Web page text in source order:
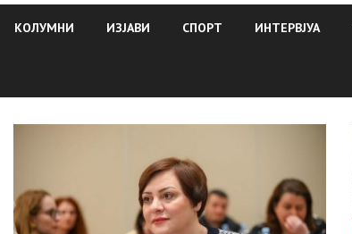
КОЛУМНИ ИЗЈАВИ СПОРТ ИНТЕРВЈУА